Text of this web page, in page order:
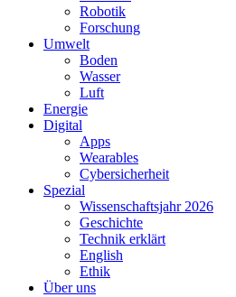
Robotik
Forschung
Umwelt
Boden
Wasser
Luft
Energie
Digital
Apps
Wearables
Cybersicherheit
Spezial
Wissenschaftsjahr 2026
Geschichte
Technik erklärt
English
Ethik
Über uns